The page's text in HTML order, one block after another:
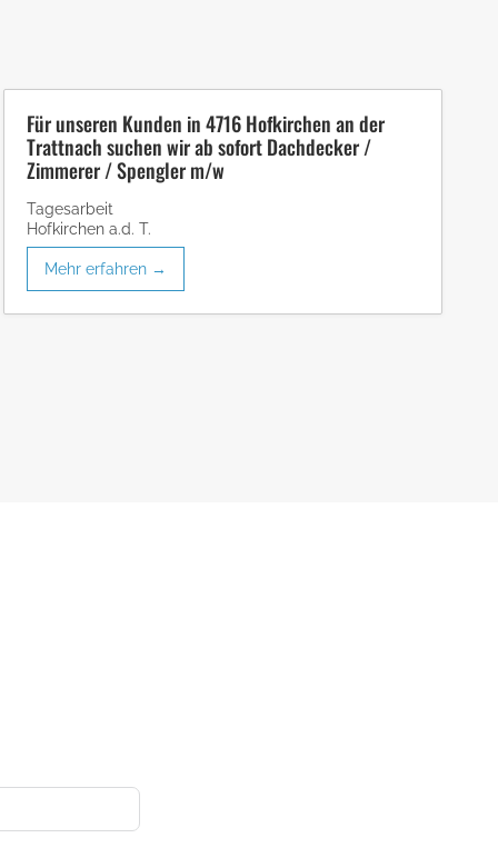
Für unseren Kunden in 4716 Hofkirchen an der
Trattnach suchen wir ab sofort Dachdecker /
Zimmerer / Spengler m/w
Tagesarbeit
Hofkirchen a.d. T.
Mehr erfahren